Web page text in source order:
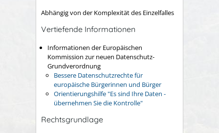
Abhängig von der Komplexität des Einzelfalles
Vertiefende Informationen
Informationen der Europäischen
Kommission zur neuen Datenschutz-
Grundverordnung
Bessere Datenschutzrechte für
europäische Bürgerinnen und Bürger
Orientierungshilfe "Es sind Ihre Daten -
übernehmen Sie die Kontrolle"
Rechtsgrundlage